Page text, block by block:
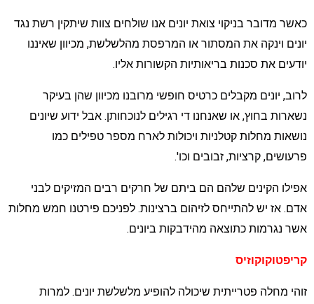
מדובר בניקוי צואת יונים אנו שולחים צוות שיתקין רשת נגד
וינקה את המסתור או המרפסת מהלשלשת, מכיוון שאיננו
את סכנות בריאותיות הקשורות אליו.
יונים מקבלים כרטיס חופשי מרובנו מכיוון שהן בעיקר
בחוץ, או שאנחנו די רגילים לנוכחותן. אבל ידוע שיונים
מחלות קטלניות ויכולות לארח מספר טפילים כמו
קרציות, זבובים וכו'.
הקינים שלהם הם ביתם של חרקים רבים המזיקים לבני
אז יש להתייחס לזיהום ברצינות. לפניכם פירטנו חמש מחלות
נגרמות כתוצאה מהידבקות ביונים.
מחלה פטרייתית שיכולה להופיע מלשלשת יונים. למרות